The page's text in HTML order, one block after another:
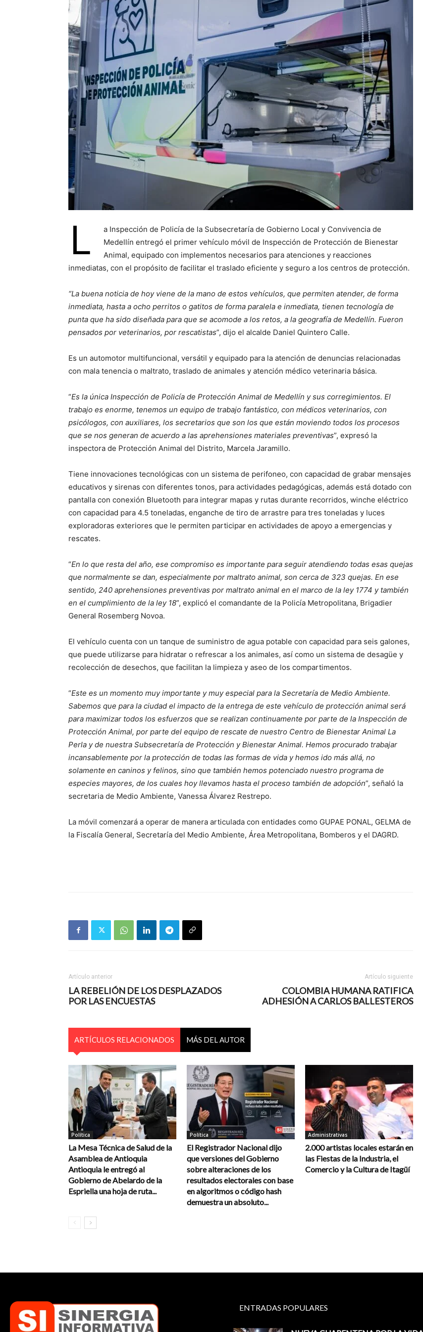
L
a Inspección de Policía de la Subsecretaría de Gobierno Local y Convivencia de
Medellín entregó el primer vehículo móvil de Inspección de Protección de Bienestar
Animal, equipado con implementos necesarios para atenciones y reacciones
inmediatas, con el propósito de facilitar el traslado eficiente y seguro a los centros de protección.
“La buena noticia de hoy viene de la mano de estos vehículos, que permiten atender, de forma
inmediata, hasta a ocho perritos o gatitos de forma paralela e inmediata, tienen tecnología de
punta que ha sido diseñada para que se acomode a los retos, a la geografía de Medellín. Fueron
pensados por veterinarios, por rescatistas”, dijo el alcalde Daniel Quintero Calle.
Es un automotor multifuncional, versátil y equipado para la atención de denuncias relacionadas
con mala tenencia o maltrato, traslado de animales y atención médico veterinaria básica.
“Es la única Inspección de Policía de Protección Animal de Medellín y sus corregimientos. El
trabajo es enorme, tenemos un equipo de trabajo fantástico, con médicos veterinarios, con
psicólogos, con auxiliares, los secretarios que son los que están moviendo todos los procesos
que se nos generan de acuerdo a las aprehensiones materiales preventivas”, expresó la
inspectora de Protección Animal del Distrito, Marcela Jaramillo.
Tiene innovaciones tecnológicas con un sistema de perifoneo, con capacidad de grabar mensajes
educativos y sirenas con diferentes tonos, para actividades pedagógicas, además está dotado con
pantalla con conexión Bluetooth para integrar mapas y rutas durante recorridos, winche eléctrico
con capacidad para 4.5 toneladas, enganche de tiro de arrastre para tres toneladas y luces
exploradoras exteriores que le permiten participar en actividades de apoyo a emergencias y
rescates.
“En lo que resta del año, ese compromiso es importante para seguir atendiendo todas esas quejas
que normalmente se dan, especialmente por maltrato animal, son cerca de 323 quejas. En ese
sentido, 240 aprehensiones preventivas por maltrato animal en el marco de la ley 1774 y también
en el cumplimiento de la ley 18”, explicó el comandante de la Policía Metropolitana, Brigadier
General Rosemberg Novoa.
El vehículo cuenta con un tanque de suministro de agua potable con capacidad para seis galones,
que puede utilizarse para hidratar o refrescar a los animales, así como un sistema de desagüe y
recolección de desechos, que facilitan la limpieza y aseo de los compartimentos.
“Este es un momento muy importante y muy especial para la Secretaría de Medio Ambiente.
Sabemos que para la ciudad el impacto de la entrega de este vehículo de protección animal será
para maximizar todos los esfuerzos que se realizan continuamente por parte de la Inspección de
Protección Animal, por parte del equipo de rescate de nuestro Centro de Bienestar Animal La
Perla y de nuestra Subsecretaría de Protección y Bienestar Animal. Hemos procurado trabajar
incansablemente por la protección de todas las formas de vida y hemos ido más allá, no
solamente en caninos y felinos, sino que también hemos potenciado nuestro programa de
especies mayores, de los cuales hoy llevamos hasta el proceso también de adopción”, señaló la
secretaria de Medio Ambiente, Vanessa Álvarez Restrepo.
La móvil comenzará a operar de manera articulada con entidades como GUPAE PONAL, GELMA de
la Fiscalía General, Secretaría del Medio Ambiente, Área Metropolitana, Bomberos y el DAGRD.
Artículo anterior
LA REBELIÓN DE LOS DESPLAZADOS
POR LAS ENCUESTAS
Artículo siguiente
COLOMBIA HUMANA RATIFICA
ADHESIÓN A CARLOS BALLESTEROS
ARTÍCULOS RELACIONADOS MÁS DEL AUTOR
Política
La Mesa Técnica de Salud de la
Asamblea de Antioquia
Antioquia le entregó al
Gobierno de Abelardo de la
Espriella una hoja de ruta...
Política
El Registrador Nacional dijo
que versiones del Gobierno
sobre alteraciones de los
resultados electorales con base
en algoritmos o código hash
demuestra un absoluto...
Administrativas
2.000 artistas locales estarán en
las Fiestas de la Industria, el
Comercio y la Cultura de Itagüí
ENTRADAS POPULARES